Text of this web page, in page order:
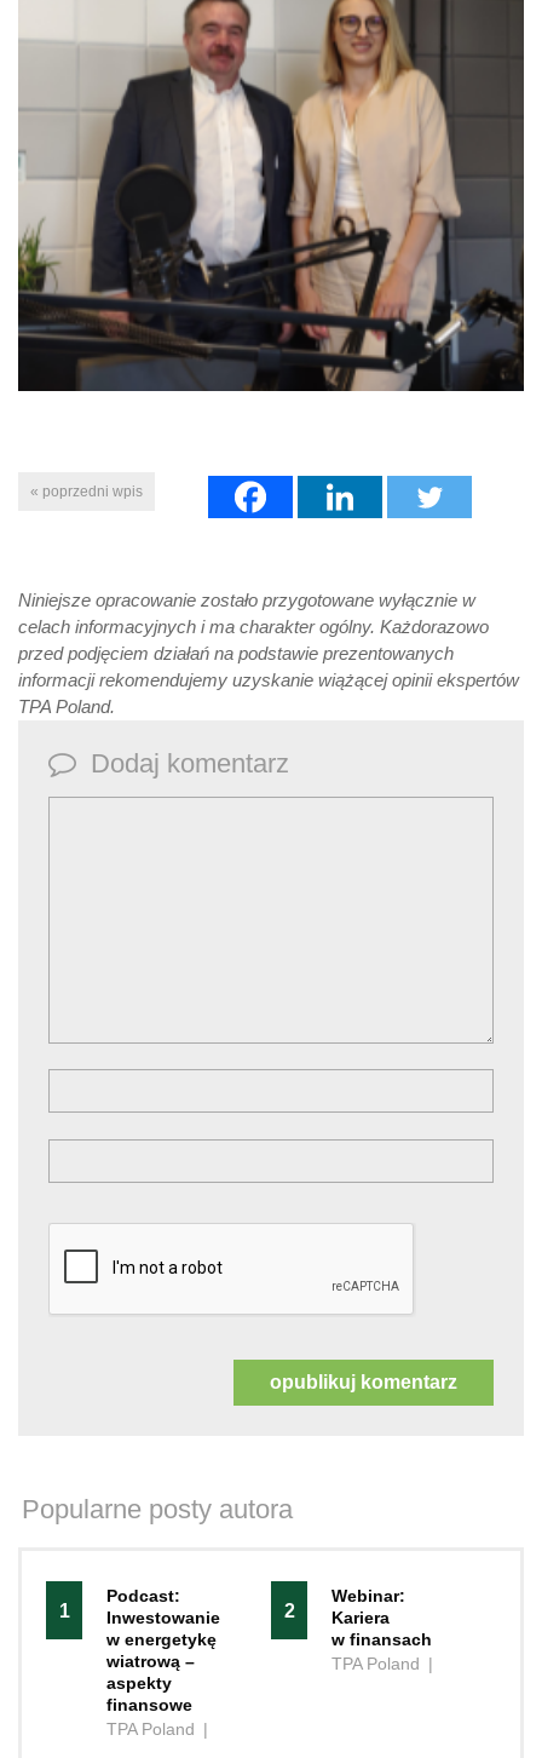
« poprzedni wpis
Niniejsze opracowanie zostało przygotowane wyłącznie w
celach informacyjnych i ma charakter ogólny. Każdorazowo
przed podjęciem działań na podstawie prezentowanych
informacji rekomendujemy uzyskanie wiążącej opinii ekspertów
TPA Poland.
Dodaj komentarz
Popularne posty autora
1
Podcast:
Inwestowanie
w energetykę
wiatrową –
aspekty
finansowe
TPA Poland |
2
Webinar:
Kariera
w finansach
TPA Poland |